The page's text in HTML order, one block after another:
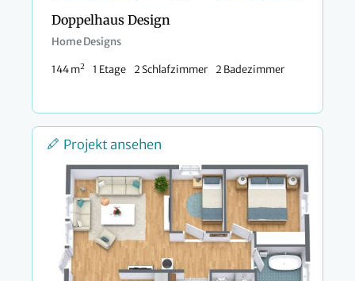
Doppelhaus Design
Home Designs
144 m2 1 Etage 2 Schlafzimmer 2 Badezimmer
Projekt ansehen